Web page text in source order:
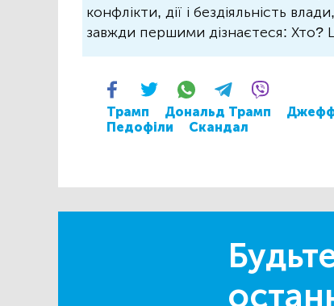
конфлікти, дії і бездіяльність
завжди першими дізнаєтеся:
Трамп Дональд Трамп
Педофіли
Скандал